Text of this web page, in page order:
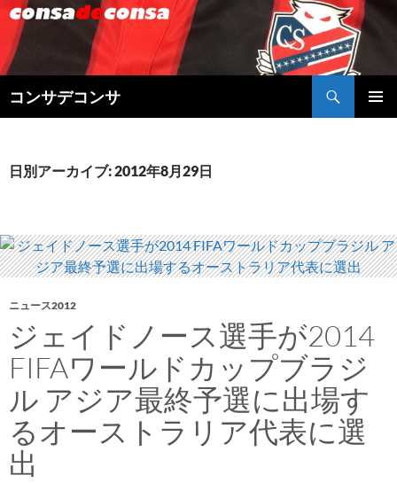
コンサデコンサ
索
ン
キ
ッ
プ
日別アーカイブ: 2012年8月29日
ニュース2012
ジェイドノース選手が2014
FIFAワールドカップブラジ
ル アジア最終予選に出場す
るオーストラリア代表に選
出